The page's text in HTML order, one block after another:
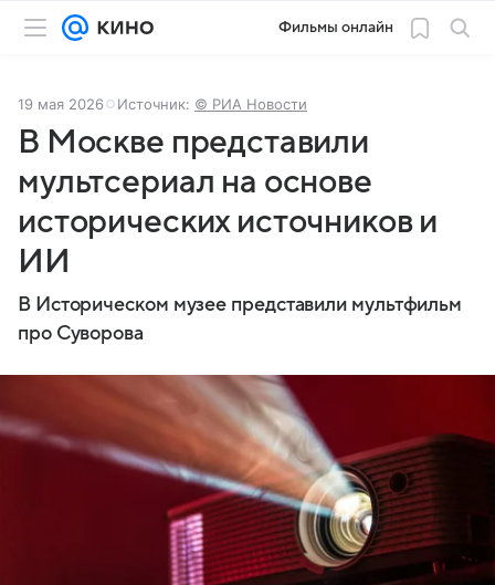
Фильмы онлайн
19 мая 2026 Источник: © РИА Новости
В Москве представили
мультсериал на основе
исторических источников и
ИИ
В Историческом музее представили мультфильм
про Суворова